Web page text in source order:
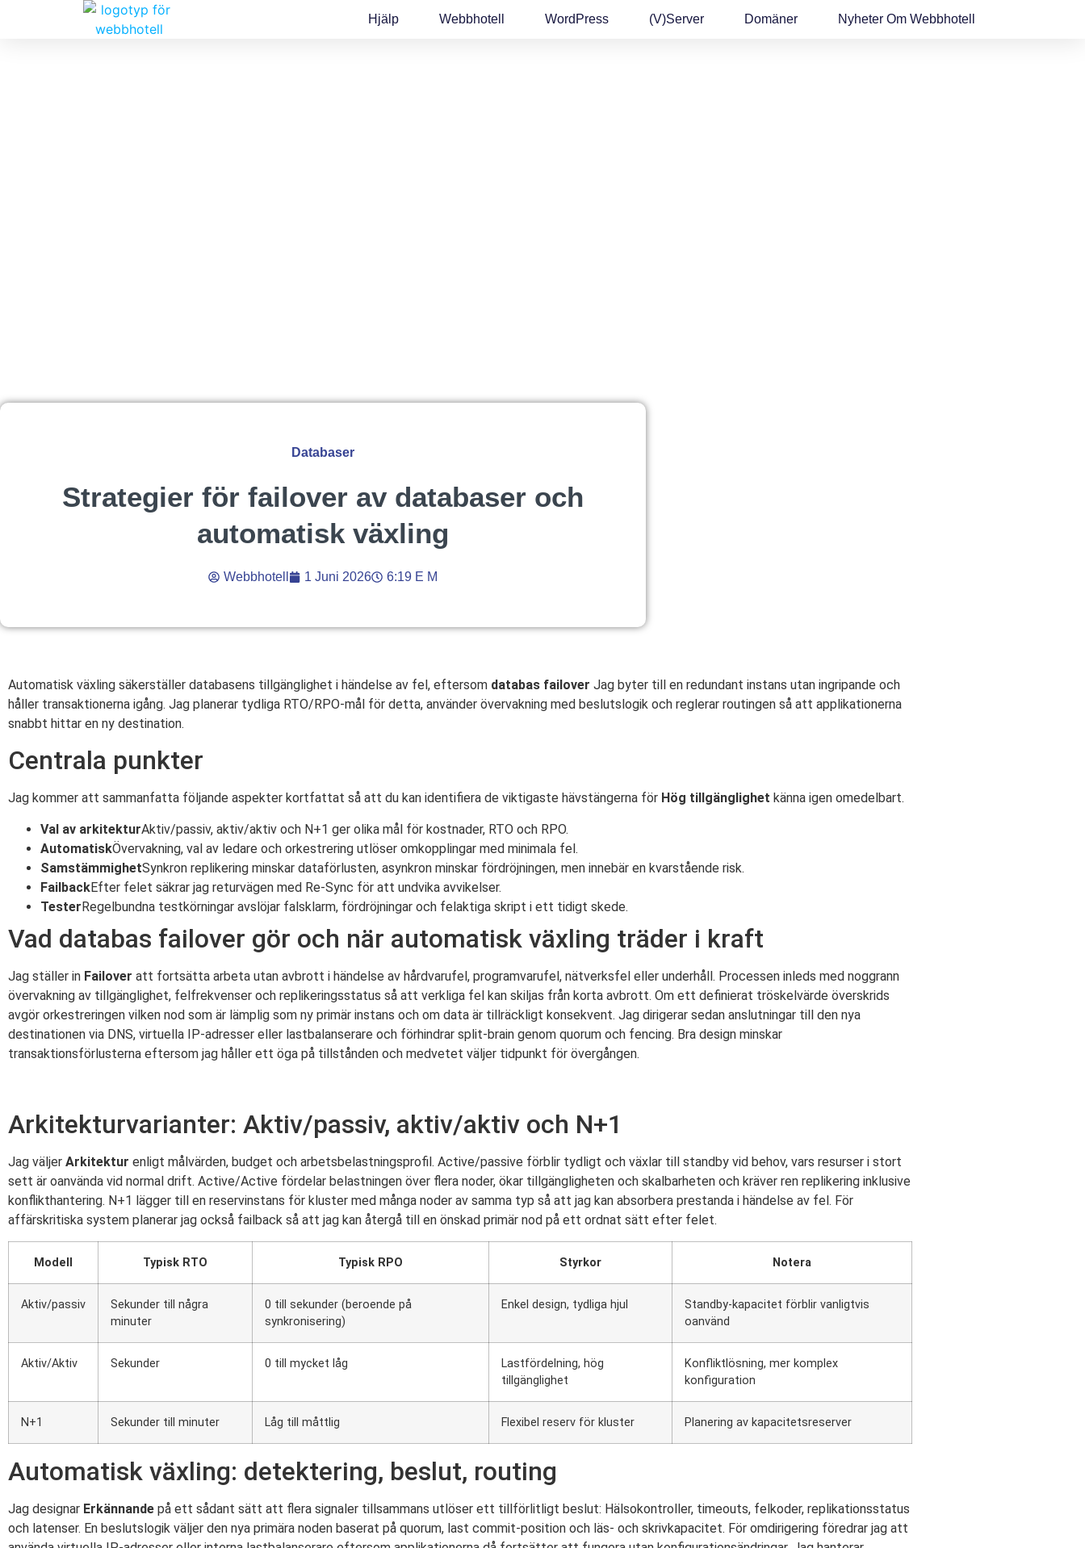
Hjälp Webbhotell WordPress (v)Server Domäner Nyheter Om Webbhotell
Databaser
Strategier för failover av databaser och
automatisk växling
Webbhotell 1 Juni 2026 6:19 E M
Automatisk växling säkerställer databasens tillgänglighet i händelse av fel, eftersom databas failover Jag byter till en redundant instans utan ingripande och
håller transaktionerna igång. Jag planerar tydliga RTO/RPO-mål för detta, använder övervakning med beslutslogik och reglerar routingen så att applikationerna
snabbt hittar en ny destination.
Centrala punkter
Jag kommer att sammanfatta följande aspekter kortfattat så att du kan identifiera de viktigaste hävstängerna för Hög tillgänglighet känna igen omedelbart.
Val av arkitekturAktiv/passiv, aktiv/aktiv och N+1 ger olika mål för kostnader, RTO och RPO.
AutomatiskÖvervakning, val av ledare och orkestrering utlöser omkopplingar med minimala fel.
SamstämmighetSynkron replikering minskar dataförlusten, asynkron minskar fördröjningen, men innebär en kvarstående risk.
FailbackEfter felet säkrar jag returvägen med Re-Sync för att undvika avvikelser.
TesterRegelbundna testkörningar avslöjar falsklarm, fördröjningar och felaktiga skript i ett tidigt skede.
Vad databas failover gör och när automatisk växling träder i kraft
Jag ställer in Failover att fortsätta arbeta utan avbrott i händelse av hårdvarufel, programvarufel, nätverksfel eller underhåll. Processen inleds med noggrann
övervakning av tillgänglighet, felfrekvenser och replikeringsstatus så att verkliga fel kan skiljas från korta avbrott. Om ett definierat tröskelvärde överskrids
avgör orkestreringen vilken nod som är lämplig som ny primär instans och om data är tillräckligt konsekvent. Jag dirigerar sedan anslutningar till den nya
destinationen via DNS, virtuella IP-adresser eller lastbalanserare och förhindrar split-brain genom quorum och fencing. Bra design minskar
transaktionsförlusterna eftersom jag håller ett öga på tillstånden och medvetet väljer tidpunkt för övergången.
Arkitekturvarianter: Aktiv/passiv, aktiv/aktiv och N+1
Jag väljer Arkitektur enligt målvärden, budget och arbetsbelastningsprofil. Active/passive förblir tydligt och växlar till standby vid behov, vars resurser i stort
sett är oanvända vid normal drift. Active/Active fördelar belastningen över flera noder, ökar tillgängligheten och skalbarheten och kräver ren replikering inklusive
konflikthantering. N+1 lägger till en reservinstans för kluster med många noder av samma typ så att jag kan absorbera prestanda i händelse av fel. För
affärskritiska system planerar jag också failback så att jag kan återgå till en önskad primär nod på ett ordnat sätt efter felet.
Modell Typisk RTO Typisk RPO Styrkor Notera
Aktiv/passiv
Sekunder till några
minuter
0 till sekunder (beroende på
synkronisering)
Enkel design, tydliga hjul
Standby-kapacitet förblir vanligtvis
oanvänd
Aktiv/Aktiv Sekunder 0 till mycket låg
Lastfördelning, hög
tillgänglighet
Konfliktlösning, mer komplex
konfiguration
N+1 Sekunder till minuter Låg till måttlig Flexibel reserv för kluster Planering av kapacitetsreserver
Automatisk växling: detektering, beslut, routing
Jag designar Erkännande på ett sådant sätt att flera signaler tillsammans utlöser ett tillförlitligt beslut: Hälsokontroller, timeouts, felkoder, replikationsstatus
och latenser. En beslutslogik väljer den nya primära noden baserat på quorum, last commit-position och läs- och skrivkapacitet. För omdirigering föredrar jag att